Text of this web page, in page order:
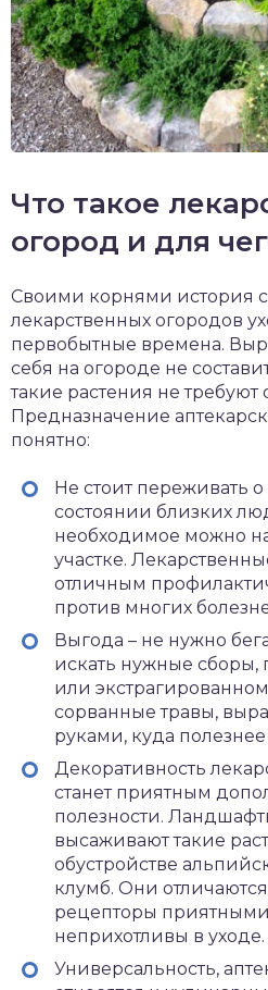
Что такое
огород и для
Своими корнями история
лекарственных огородов
первобытные времена.
себя на огороде не
такие растения не требуют
Предназначение
понятно:
Не стоит переживать
состоянии близких
необходимое можно
участке.
отличным
против многих
Выгода – не нужно
искать нужные
или
сорванные травы,
руками, куда
Декоративность
станет приятным
полезности.
высаживают такие
обустройстве
клумб. Они
рецепторы
неприхотливы в уходе.
Универсальность,